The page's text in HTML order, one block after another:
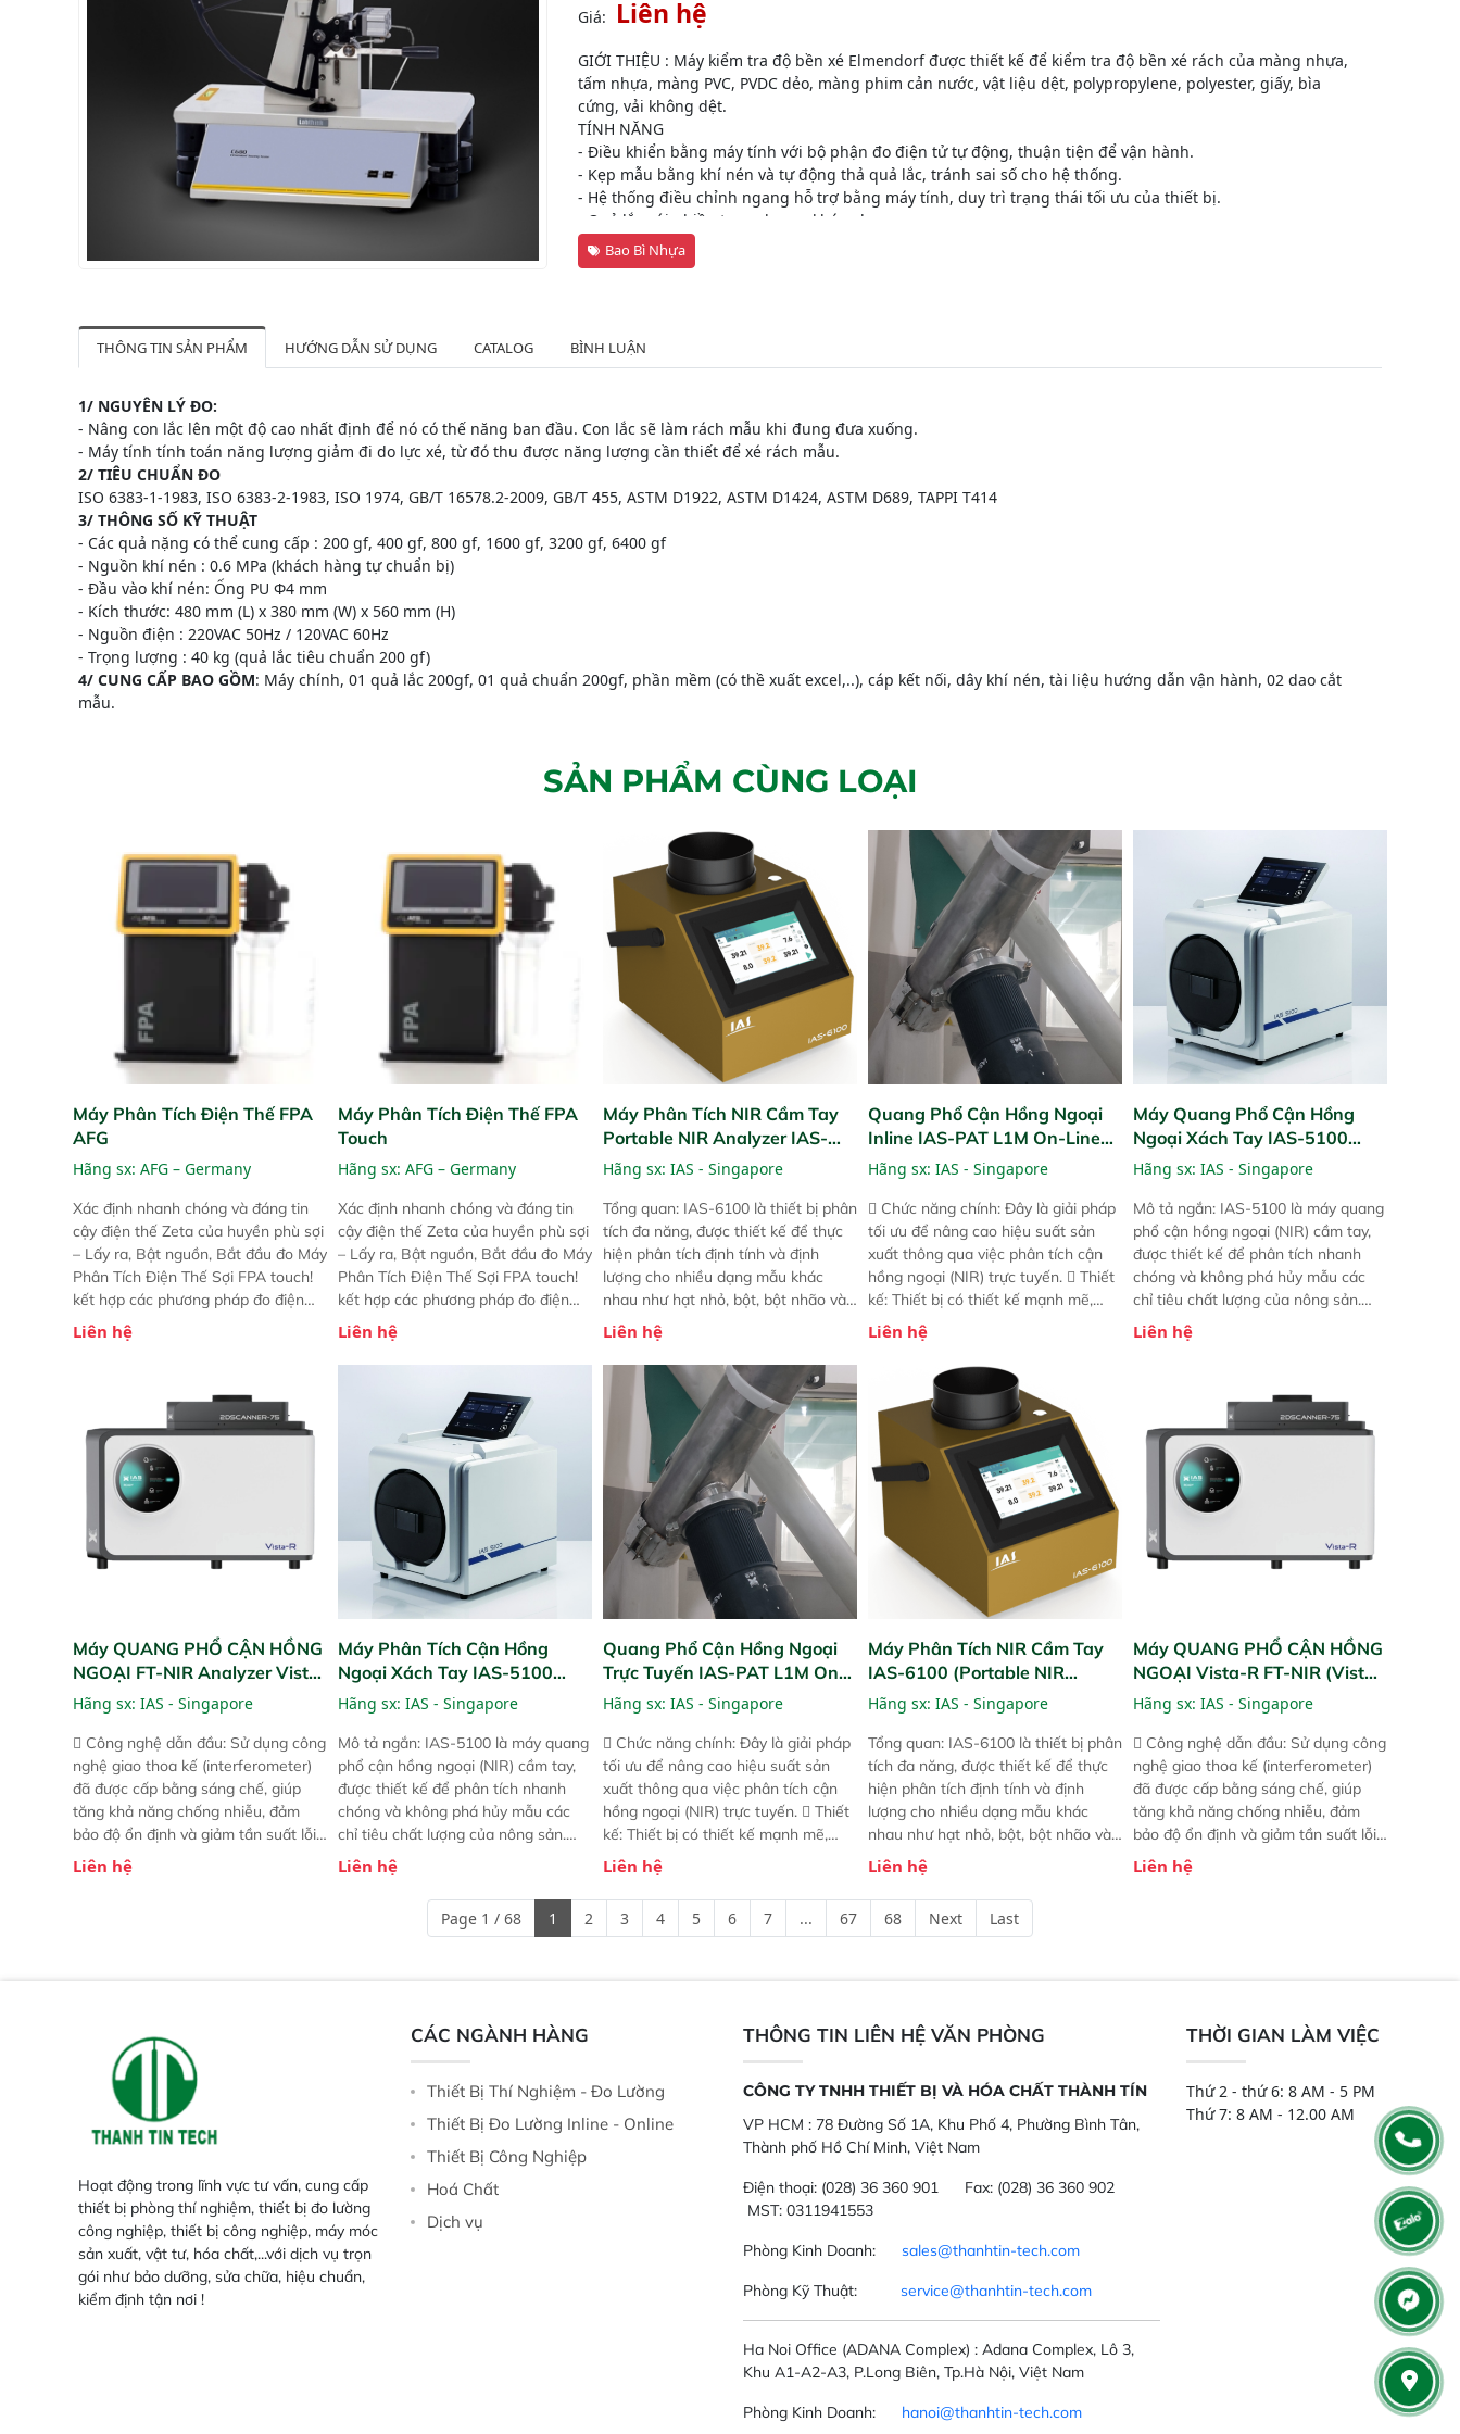
Giá: Liên hệ
GIỚI THIỆU : Máy kiểm tra độ bền xé Elmendorf được thiết kế để kiểm tra độ bền xé rách của màng nhựa,
tấm nhựa, màng PVC, PVDC dẻo, màng phim cản nước, vật liệu dệt, polypropylene, polyester, giấy, bìa
cứng, vải không dệt.
TÍNH NĂNG
- Điều khiển bằng máy tính với bộ phận đo điện tử tự động, thuận tiện để vận hành.
- Kẹp mẫu bằng khí nén và tự động thả quả lắc, tránh sai số cho hệ thống.
- Hệ thống điều chỉnh ngang hỗ trợ bằng máy tính, duy trì trạng thái tối ưu của thiết bị.
- Quả lắc với nhiều trọng lượng khác nhau.
- Phần mềm chuyên dụng xuất kết quả với nhiều đơn vị đo khác nhau.
- Cổng RS232 thuận tiện để truyền dữ liệu ra bên ngoài và giao tiếp
Bao Bì Nhựa
THÔNG TIN SẢN PHẨM HƯỚNG DẪN SỬ DỤNG CATALOG BÌNH LUẬN
1/ NGUYÊN LÝ ĐO:
- Nâng con lắc lên một độ cao nhất định để nó có thế năng ban đầu. Con lắc sẽ làm rách mẫu khi đung đưa xuống.
- Máy tính tính toán năng lượng giảm đi do lực xé, từ đó thu được năng lượng cần thiết để xé rách mẫu.
2/ TIÊU CHUẨN ĐO
ISO 6383-1-1983, ISO 6383-2-1983, ISO 1974, GB/T 16578.2-2009, GB/T 455, ASTM D1922, ASTM D1424, ASTM D689, TAPPI T414
3/ THÔNG SỐ KỸ THUẬT
- Các quả nặng có thể cung cấp : 200 gf, 400 gf, 800 gf, 1600 gf, 3200 gf, 6400 gf
- Nguồn khí nén : 0.6 MPa (khách hàng tự chuẩn bị)
- Đầu vào khí nén: Ống PU Φ4 mm
- Kích thước: 480 mm (L) x 380 mm (W) x 560 mm (H)
- Nguồn điện : 220VAC 50Hz / 120VAC 60Hz
- Trọng lượng : 40 kg (quả lắc tiêu chuẩn 200 gf)
4/ CUNG CẤP BAO GỒM: Máy chính, 01 quả lắc 200gf, 01 quả chuẩn 200gf, phần mềm (có thề xuất excel,..), cáp kết nối, dây khí nén, tài liệu hướng dẫn vận hành, 02 dao cắt
mẫu.
SẢN PHẨM CÙNG LOẠI
Máy Phân Tích Điện Thế FPA
AFG
Hãng sx: AFG – Germany
Xác định nhanh chóng và đáng tin
cậy điện thế Zeta của huyền phù sợi
– Lấy ra, Bật nguồn, Bắt đầu đo Máy
Phân Tích Điện Thế Sợi FPA touch!
kết hợp các phương pháp đo điện
thế Zeta đã được chứng minh với sự
đơn giản tuyệt vời trong thao tác và
trước đó. Nhưng so với các phiên
bản trước, FPA touch! nhỏ hơn và
nhẹ hơn đáng kể, đồng thời được
nâng cấp với các tính năng mới.
Liên hệ
Máy Phân Tích Điện Thế FPA
Touch
Hãng sx: AFG – Germany
Xác định nhanh chóng và đáng tin
cậy điện thế Zeta của huyền phù sợi
– Lấy ra, Bật nguồn, Bắt đầu đo Máy
Phân Tích Điện Thế Sợi FPA touch!
kết hợp các phương pháp đo điện
thế Zeta đã được chứng minh với sự
đơn giản tuyệt vời trong thao tác và
vận hành của các phiên bản FPA
trước đó. Nhưng so với các phiên
bản trước, FPA touch! nhỏ hơn và
nhẹ hơn đáng kể, đồng thời được
nâng cấp với các tính năng mới.
Liên hệ
Máy Phân Tích NIR Cầm Tay
Portable NIR Analyzer IAS-
6100
Hãng sx: IAS - Singapore
Tổng quan: IAS-6100 là thiết bị phân
tích đa năng, được thiết kế để thực
hiện phân tích định tính và định
lượng cho nhiều dạng mẫu khác
nhau như hạt nhỏ, bột, bột nhão và
chất lỏng. Thiết bị này cho phép bất
kỳ ai cũng có thể thực hiện phân tích
đa thành phần chỉ với một nút bấm
đơn giản, mọi lúc, mọi nơi. Chuyên
dùng : phân tích mẫu nguyên liệu
thức ăn chăn nuôi, nguyên liệu thực
phẩm, nông sản,..
Liên hệ
Quang Phổ Cận Hồng Ngoại
Inline IAS-PAT L1M On-Line
NIR
Hãng sx: IAS - Singapore
 Chức năng chính: Đây là giải pháp
tối ưu để nâng cao hiệu suất sản
xuất thông qua việc phân tích cận
hồng ngoại (NIR) trực tuyến.  Thiết
kế: Thiết bị có thiết kế mạnh mẽ,
mô-đun hóa, hỗ trợ tản nhiệt tăng
cường và đã qua kiểm tra áp suất
nghiêm ngặt.  Cam kết: Mang lại
khả năng theo dõi thông số theo
thời gian thực và trực quan hóa dữ
liệu để tăng chỉ số ROI cho doanh
nghiệp.
Liên hệ
Máy Quang Phổ Cận Hồng
Ngoại Xách Tay IAS-5100
Portable NIR Analyzer
Hãng sx: IAS - Singapore
Mô tả ngắn: IAS-5100 là máy quang
phổ cận hồng ngoại (NIR) cầm tay,
được thiết kế để phân tích nhanh
chóng và không phá hủy mẫu các
chỉ tiêu chất lượng của nông sản.
Phạm vi sử dụng: Thiết bị linh hoạt
cho nhiều kịch bản khác nhau như
xuất hoặc trực tiếp ngoài đồng
Liên hệ
Máy QUANG PHỔ CẬN HỒNG
NGOẠI FT-NIR Analyzer Vista-
R
Hãng sx: IAS - Singapore
 Công nghệ dẫn đầu: Sử dụng công
nghệ giao thoa kế (interferometer)
đã được cấp bằng sáng chế, giúp
tăng khả năng chống nhiễu, đảm
bảo độ ổn định và giảm tần suất lỗi.
 Phạm vi ứng dụng rộng: Đáp ứng
nhu cầu kiểm tra đa dạng mẫu mã
Liên hệ
Máy Phân Tích Cận Hồng
Ngoại Xách Tay IAS-5100
(Portable NIR Analyzer)
Hãng sx: IAS - Singapore
Mô tả ngắn: IAS-5100 là máy quang
phổ cận hồng ngoại (NIR) cầm tay,
được thiết kế để phân tích nhanh
chóng và không phá hủy mẫu các
chỉ tiêu chất lượng của nông sản.
Phạm vi sử dụng: Thiết bị linh hoạt
cho nhiều kịch bản khác nhau như
tại điểm thu mua, trong xưởng sản
xuất hoặc trực tiếp ngoài đồng
Liên hệ
Quang Phổ Cận Hồng Ngoại
Trực Tuyến IAS-PAT L1M On-
Line NIR
Hãng sx: IAS - Singapore
 Chức năng chính: Đây là giải pháp
tối ưu để nâng cao hiệu suất sản
xuất thông qua việc phân tích cận
hồng ngoại (NIR) trực tuyến.  Thiết
kế: Thiết bị có thiết kế mạnh mẽ,
mô-đun hóa, hỗ trợ tản nhiệt tăng
cường và đã qua kiểm tra áp suất
nghiêm ngặt.  Cam kết: Mang lại
khả năng theo dõi thông số theo
Liên hệ
Máy Phân Tích NIR Cầm Tay
IAS-6100 (Portable NIR
Analyzer)
Hãng sx: IAS - Singapore
Tổng quan: IAS-6100 là thiết bị phân
tích đa năng, được thiết kế để thực
hiện phân tích định tính và định
lượng cho nhiều dạng mẫu khác
nhau như hạt nhỏ, bột, bột nhão và
chất lỏng. Thiết bị này cho phép bất
kỳ ai cũng có thể thực hiện phân tích
đa thành phần chỉ với một nút bấm
đơn giản, mọi lúc, mọi nơi. Chuyên
Liên hệ
Máy QUANG PHỔ CẬN HỒNG
NGOẠI Vista-R FT-NIR (Vista-
R FT-NIR Analyzer)
Hãng sx: IAS - Singapore
 Công nghệ dẫn đầu: Sử dụng công
nghệ giao thoa kế (interferometer)
đã được cấp bằng sáng chế, giúp
tăng khả năng chống nhiễu, đảm
bảo độ ổn định và giảm tần suất lỗi.
 Phạm vi ứng dụng rộng: Đáp ứng
nhu cầu kiểm tra đa dạng mẫu mã
Liên hệ
Page 1 / 68 1 2 3 4 5 6 7 ... 67 68 Next Last
Hoạt động trong lĩnh vực tư vấn, cung cấp
thiết bị phòng thí nghiệm, thiết bị đo lường
công nghiệp, thiết bị công nghiệp, máy móc
sản xuất, vật tư, hóa chất,...với dịch vụ trọn
gói như bảo dưỡng, sửa chữa, hiệu chuẩn,
kiểm định tận nơi !
CÁC NGÀNH HÀNG
Thiết Bị Thí Nghiệm - Đo Lường
Thiết Bị Đo Lường Inline - Online
Thiết Bị Công Nghiệp
Hoá Chất
Dịch vụ
THÔNG TIN LIÊN HỆ VĂN PHÒNG
CÔNG TY TNHH THIẾT BỊ VÀ HÓA CHẤT THÀNH TÍN
VP HCM : 78 Đường Số 1A, Khu Phố 4, Phường Bình Tân,
Thành phố Hồ Chí Minh, Việt Nam
Điện thoại: (028) 36 360 901 Fax: (028) 36 360 902
MST: 0311941553
Phòng Kinh Doanh: sales@thanhtin-tech.com
Phòng Kỹ Thuật: service@thanhtin-tech.com
Ha Noi Office (ADANA Complex) : Adana Complex, Lô 3,
Khu A1-A2-A3, P.Long Biên, Tp.Hà Nội, Việt Nam
Phòng Kinh Doanh: hanoi@thanhtin-tech.com
THỜI GIAN LÀM VIỆC
Thứ 2 - thứ 6: 8 AM - 5 PM
Thứ 7: 8 AM - 12.00 AM